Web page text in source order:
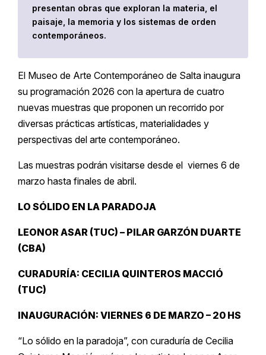
presentan obras que exploran la materia, el
paisaje, la memoria y los sistemas de orden
contemporáneos.
El Museo de Arte Contemporáneo de Salta inaugura
su programación 2026 con la apertura de cuatro
nuevas muestras que proponen un recorrido por
diversas prácticas artísticas, materialidades y
perspectivas del arte contemporáneo.
Las muestras podrán visitarse desde el viernes 6 de
marzo hasta finales de abril.
LO SÓLIDO EN LA PARADOJA
LEONOR ASAR (TUC) – PILAR GARZÓN DUARTE
(CBA)
CURADURÍA: CECILIA QUINTEROS MACCIÓ
(TUC)
INAUGURACIÓN: VIERNES 6 DE MARZO – 20 HS
“Lo sólido en la paradoja”, con curaduría de Cecilia